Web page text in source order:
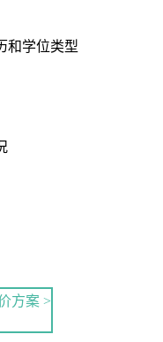
和学位类型
方案 >